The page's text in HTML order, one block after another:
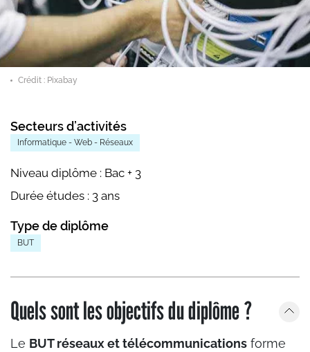
Crédit : Pixabay
Secteurs d’activités
Informatique - Web - Réseaux
Niveau diplôme : Bac + 3
Durée études : 3 ans
Type de diplôme
BUT
Quels sont les objectifs du diplôme ?
Le BUT réseaux et télécommunications forme